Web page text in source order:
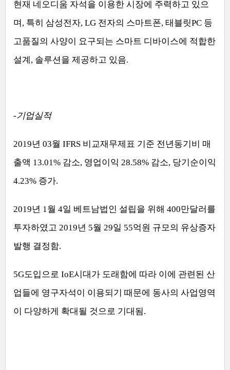
현재 네오디움 자석을 이용한 시장에 주력하고 있으
며 , 특히 삼성전자, LG 전자의 스마트폰, 태블릿PC 등
고품질의 사양이 요구되는 스마트 디바이스에 적합한
설계 , 솔루션을 제공하고 있음.
-기업실적
2019년 03월 IFRS 비교재무제표 기준 전년동기비 매
출액 13.01% 감소, 영업이익 28.58% 감소, 당기순이익
4.23% 증가.
2019년 1월 4일 베트남법인 설립을 위해 400만달러를
투자하였고 2019년 5월 29일 55억원 규모의 유상증자
발행 결정함.
5G도입으로 IoE시대가 도래함에 따라 이에 관련된 산
업들에 영구자석이 이용되기 때문에 동사의 사업영역
이 다양하게 확대될 것으로 기대됨.